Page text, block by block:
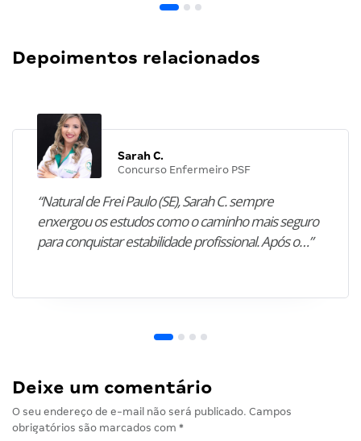
Depoimentos relacionados
Sarah C.
Concurso Enfermeiro PSF
“Natural de Frei Paulo (SE), Sarah C. sempre
enxergou os estudos como o caminho mais seguro
para conquistar estabilidade profissional. Após o…”
Deixe um comentário
O seu endereço de e-mail não será publicado. Campos
obrigatórios são marcados com *